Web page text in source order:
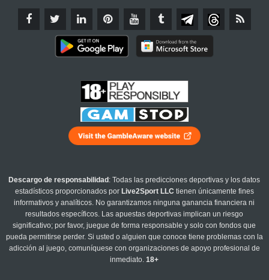
Descargo de responsabilidad : Todas las predicciones deportivas y los datos
estadísticos proporcionados por Live2Sport LLC tienen únicamente fines
informativos y analíticos. No garantizamos ninguna ganancia financiera ni
resultados específicos. Las apuestas deportivas implican un riesgo
significativo; por favor, juegue de forma responsable y solo con fondos que
pueda permitirse perder. Si usted o alguien que conoce tiene problemas con la
adicción al juego, comuníquese con organizaciones de apoyo profesional de
inmediato.18+